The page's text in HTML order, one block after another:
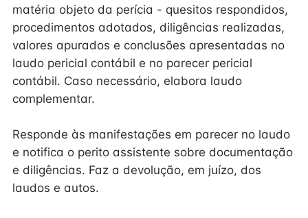
matéria objeto da perícia - quesitos respondidos,
procedimentos adotados, diligências realizadas,
valores apurados e conclusões apresentadas no
laudo pericial contábil e no parecer pericial
contábil. Caso necessário, elabora laudo
complementar.
Responde às manifestações em parecer no laudo
e notifica o perito assistente sobre documentação
e diligências. Faz a devolução, em juízo, dos
laudos e autos.